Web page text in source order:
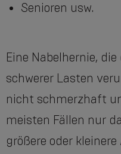
Senioren usw.
Eine Nabelhernie,
schwerer Lasten
nicht schmerzhaft
meisten Fällen nur
größere oder